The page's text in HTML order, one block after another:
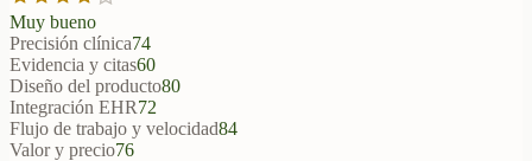
Muy bueno
Precisión clínica74
Evidencia y citas60
Diseño del producto80
Integración EHR72
Flujo de trabajo y velocidad84
Valor y precio76